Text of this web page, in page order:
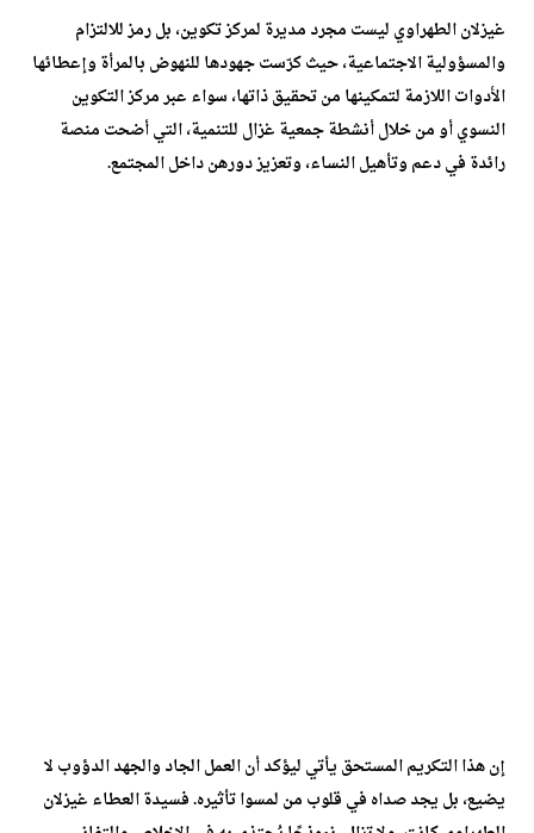
غيزلان الطهراوي ليست مجرد مديرة لمركز تكوين، بل رمز للالتزام
والمسؤولية الاجتماعية، حيث كرّست جهودها للنهوض بالمرأة وإعطائها
الأدوات اللازمة لتمكينها من تحقيق ذاتها، سواء عبر مركز التكوين
النسوي أو من خلال أنشطة جمعية غزال للتنمية، التي أضحت منصة
رائدة في دعم وتأهيل النساء، وتعزيز دورهن داخل المجتمع.
إن هذا التكريم المستحق يأتي ليؤكد أن العمل الجاد والجهد الدؤوب لا
يضيع، بل يجد صداه في قلوب من لمسوا تأثيره. فسيدة العطاء غيزلان